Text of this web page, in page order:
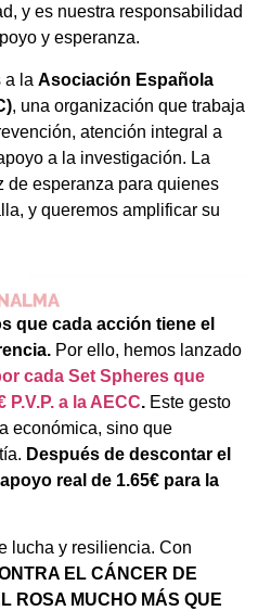
y es nuestra responsabilidad
y esperanza.
a la Asociación Española
, una organización que trabaja
atención integral a
a la investigación. La
de esperanza para quienes
y queremos amplificar su
que cada acción tiene el
Por ello, hemos lanzado
cada Set Spheres que
a la AECC. Este gesto
económica, sino que
Después de descontar el
real de 1.65€ para la
lucha y resiliencia. Con
EL CÁNCER DE
ROSA MUCHO MÁS QUE